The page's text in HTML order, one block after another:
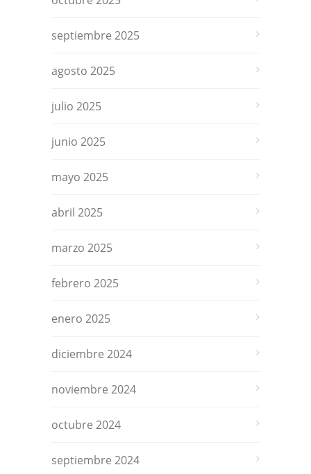
septiembre 2025
agosto 2025
julio 2025
junio 2025
mayo 2025
abril 2025
marzo 2025
febrero 2025
enero 2025
diciembre 2024
noviembre 2024
octubre 2024
septiembre 2024